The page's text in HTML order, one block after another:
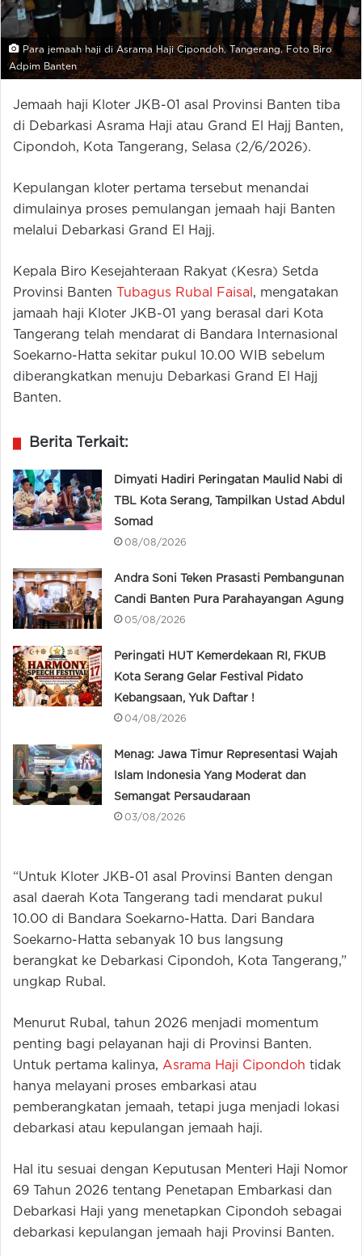
Para jemaah haji di Asrama Haji Cipondoh, Tangerang. Foto Biro
Adpim Banten
Jemaah haji Kloter JKB-01 asal Provinsi Banten tiba
di Debarkasi Asrama Haji atau Grand El Hajj Banten,
Cipondoh, Kota Tangerang, Selasa (2/6/2026).
Kepulangan kloter pertama tersebut menandai
dimulainya proses pemulangan jemaah haji Banten
melalui Debarkasi Grand El Hajj.
Kepala Biro Kesejahteraan Rakyat (Kesra) Setda
Provinsi Banten
Tubagus Rubal Faisal , mengatakan
jamaah haji Kloter JKB-01 yang berasal dari Kota
Tangerang telah mendarat di Bandara Internasional
Soekarno-Hatta sekitar pukul 10.00 WIB sebelum
diberangkatkan menuju Debarkasi Grand El Hajj
Banten.
Berita Terkait:
Dimyati Hadiri Peringatan Maulid Nabi di
TBL Kota Serang, Tampilkan Ustad Abdul
Somad
08/08/2026
Andra Soni Teken Prasasti Pembangunan
Candi Banten Pura Parahayangan Agung
05/08/2026
Peringati HUT Kemerdekaan RI, FKUB
Kota Serang Gelar Festival Pidato
Kebangsaan, Yuk Daftar !
04/08/2026
Menag: Jawa Timur Representasi Wajah
Islam Indonesia Yang Moderat dan
Semangat Persaudaraan
03/08/2026
“Untuk Kloter JKB-01 asal Provinsi Banten dengan
asal daerah Kota Tangerang tadi mendarat pukul
10.00 di Bandara Soekarno-Hatta. Dari Bandara
Soekarno-Hatta sebanyak 10 bus langsung
berangkat ke Debarkasi Cipondoh, Kota Tangerang,”
ungkap Rubal.
Menurut Rubal, tahun 2026 menjadi momentum
penting bagi pelayanan haji di Provinsi Banten.
Untuk pertama kalinya, Asrama Haji Cipondoh tidak
hanya melayani proses embarkasi atau
pemberangkatan jemaah, tetapi juga menjadi lokasi
debarkasi atau kepulangan jemaah haji.
Hal itu sesuai dengan Keputusan Menteri Haji Nomor
69 Tahun 2026 tentang Penetapan Embarkasi dan
Debarkasi Haji yang menetapkan Cipondoh sebagai
debarkasi kepulangan jemaah haji Provinsi Banten.